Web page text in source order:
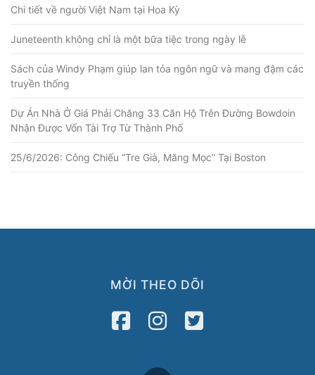
Chi tiết về người Việt Nam tại Hoa Kỳ
Juneteenth không chỉ là một bữa tiệc trong ngày lễ
Sách của Windy Phạm giúp lan tỏa ngôn ngữ và mang đậm các
truyền thống
Dự Án Nhà Ở Giá Phải Chăng 33 Căn Hộ Trên Đường Bowdoin
Nhận Được Vốn Tài Trợ Từ Thành Phố
25/6/2026: Công Chiếu “Tre Già, Măng Mọc” Tại Boston
MỜI THEO DÕI